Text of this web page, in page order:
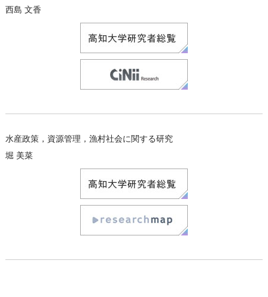
西島 文香
水産政策，資源管理，漁村社会に関する研究
堀 美菜